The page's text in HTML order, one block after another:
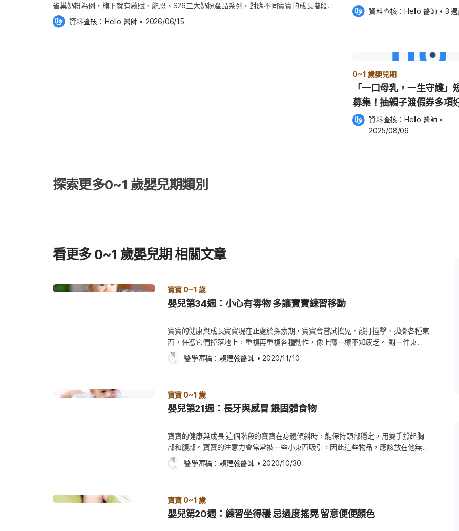
雀巢奶粉為例，旗下就有啟賦、能恩、S26三大奶粉產品系列，對應不同寶寶的成長階段與
需求，經常讓家長陷入「選擇障礙」。 事實上，寶寶的配方奶屬高度專業領域，不少家長
在挑選奶粉時，除了比較營養成分，也會關心品牌背景與食品品質管理制度。創立超過150
營養研究與品質管理上的投入，不僅體現了品牌對產品開發與安全把關的重視，也為家長挑
長也會進一步關心：「雀巢奶粉有哪些系列？不同產品線適合哪些寶寶？」事實上，雀巢依
巢奶粉系列與產品定位： 雀巢啟賦系列：銜接母乳的營養設計 啟賦是以「銜接母乳」為核
心設計的幼兒成長配方，透過多元活性營養組合，幫助寶寶養成健康體質***，強調保護力
與營養吸收的整體支持，讓寶寶在成長過程中消化、保護、學習樣樣好。 啟賦3幼兒成長配
收關鍵營養，並支持寶寶保護力發展，養成健康體質***。 雀巢能恩系列：支持保護力與調
整體質的營養配方 能恩以「保護力＋體質調整」為核心，透過益菌、HMO與蛋白質型態差
異，協助寶寶建立穩定消化環境，並依需求選擇適合的配方。 能恩全護3：擁有專利羅伊氏
菌LRIII與高含量HMO 2'-FL組合，支持消化道健康與整體保護力。 能恩水解3：採精準定位
水解技術，有專利精準水解胜肽，將蛋白質分解為較小分子，降低消化道負擔，有助於寶寶
調整體質與提升適應性。 雀巢S26系列：學習發展的成長營養 S26主打「學習營養」，核
心成分為神經鞘磷脂與SHMO，加速寶寶統合學習力，讓寶寶在探索與認知發展階段獲得完
整營養支持，把握三歲前的學習黃金期。 S26鉑臻3：成分含5X神經鞘磷脂群與9:1益菌生
脂、SHMO與多元成長營養素，著重學習發展與日常營養補充的平衡。 雀巢奶粉怎麼選？
為寶寶挑選配方奶的四大重點 在了解雀巢奶粉三大系列的設計方向與產品線規劃後，實際
選擇適合寶寶的配方奶時，家長仍可從多個面向進行綜合評估，而不只是比較單一指標。以
下整理四個常見的奶粉選購重點，協助家長進一步比較不同雀巢奶粉系列。 1.奶粉配方是否
規劃的配方奶，例如銜接母乳概念設計的啟賦系列，以及採用專利水解與OPTIPRO精準蛋
資料查核： Hello 醫師 • 2026/06/15
資料查核： Hello 醫師 • 3
0~1 歲嬰兒期
「一口母乳，一生守護」
募集！抽親子渡假券多項
健康速達
資料查核： Hello 醫師 •
2025/08/06
探索更多0~1 歲嬰兒期類別
看更多 0~1 歲嬰兒期 相關文章
寶寶 0~1 歲
嬰兒第34週：小心有毒物 多讓寶寶練習移動
寶寶的健康與成長寶寶現在正處於探索期，寶寶會嘗試搖晃、敲打撞擊、拋擲各種東
西，任憑它們掉落地上，重複再重複各種動作，像上癮一樣不知疲乏。 對一件東
西，寶寶可以有無限想像，發現成人想不到的使用方式，建議你為寶寶準備專屬活動
區域，放上一些會吸引寶寶，任憑寶寶可以敲打、搖晃、撞擊、拋擲，又拉又扭的東
西，讓寶寶盡情做一些想做的事情。 在第八個月的第二週，寶寶可能會做下列事
晃、敲打、撞擊、拋擲各種東西，看到它們反覆彈落，來展現好奇心，發現新事物。
扶著某樣東西或某個人站立。 在你試圖拿走寶寶某樣玩具時，他會堅持反抗。 為了
趴著的姿式翻身坐好。 如何照顧寶寶？ 寶寶會對具有特定功能的玩具著迷，例如電
話或手機。你可以協助寶寶，把電話聽筒或手機舉到耳朵邊，並假裝進行著一場對
如拿梳子梳頭髮，用杯子喝水，對著玩具電話或手機講個不停。 寶寶的健康須知以
充品、清潔用品、殺蟲劑，和其他所有家庭用品鎖起來，或放在寶寶拿不到的地方。
盡可能購買具有兒童防護功能，或標明對兒童安全的浴帽、藥品等，並使用毒性最低
醫學審稿： 賴建翰醫師 • 2020/11/10
寶寶 0~1 歲
嬰兒第21週：長牙與感冒 餵固體食物
寶寶的健康與成長 這個階段的寶寶在身體傾斜時，能保持頭部穩定，用雙手撐起胸
部和腹部。寶寶的注意力會常常被一些小東西吸引，因此這些物品，應該放在他無法
觸手可及的地方，以免寶寶隨手抓來就塞到嘴哩，一不小心噎著。 在第 21 週，寶寶
能夠做到下列事項： 開心地尖叫。 你離開房間時，他會大哭；你回來時，他會興
奮。 看到你做出俏皮動作的時候大笑，或者會用小手戳你，試圖讓你笑出來。 拿周
定。 如何照顧寶寶？ 現在你的寶寶已經能分辨聲音、快速轉頭朝向聲音的來源。吸
引寶寶最簡單的方法，就是晃動鑰匙，發出叮噹的聲音，你也可以用風鈴來吸引他目
醫學審稿： 賴建翰醫師 • 2020/10/30
寶寶 0~1 歲
嬰兒第20週：練習坐得穩 忌過度搖晃 留意便便顏色